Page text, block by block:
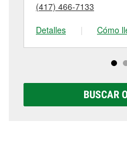
en 1512 S Elliott
tienda #4061 para
(417) 466-7133
Detalles
| Cómo
BUSCAR